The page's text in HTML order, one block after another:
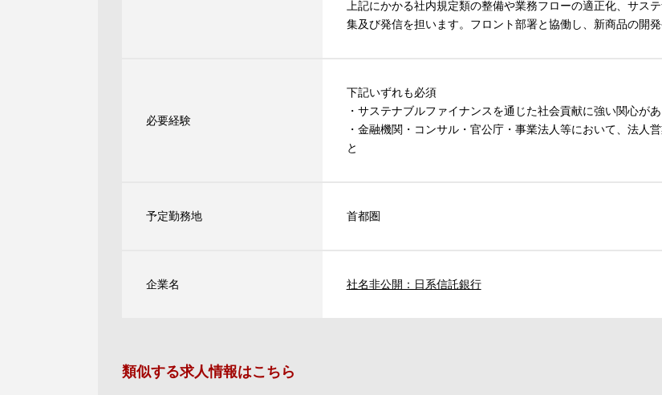
上記にかかる社内規定類の整備や業務フローの適正化、サス
集及び発信を担います。フロント部署と協働し、新商品の開
必要経験
下記いずれも必須
・サステナブルファイナンスを通じた社会貢献に強い関心が
・金融機関・コンサル・官公庁・事業法人等において、法人
と
予定勤務地 首都圏
企業名 社名非公開：日系信託銀行
類似する求人情報はこちら